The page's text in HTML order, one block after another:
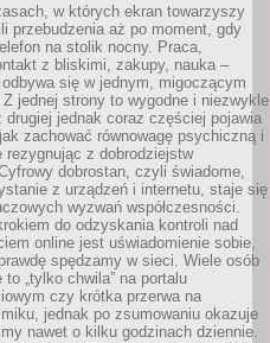
w których ekran towarzyszy
przebudzenia aż po moment, gdy
na stolik nocny. Praca,
z bliskimi, zakupy, nauka –
się w jednym, migoczącym
jednej strony to wygodne i niezwykle
drugiej jednak coraz częściej pojawia
zachować równowagę psychiczną i
rezygnując z dobrodziejstw
dobrostan, czyli świadome,
z urządzeń i internetu, staje się
wyzwań współczesności.
do odzyskania kontroli nad
online jest uświadomienie sobie,
spędzamy w sieci. Wiele osób
to „tylko chwila” na portalu
czy krótka przerwa na
jednak po zsumowaniu okazuje
nawet o kilku godzinach dziennie.